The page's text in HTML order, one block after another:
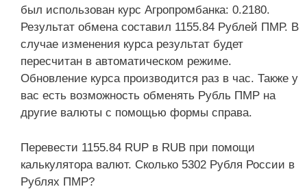
был использован курс Агропромбанка: 0.2180.
Результат обмена составил 1155.84 Рублей ПМР. В
случае изменения курса результат будет
пересчитан в автоматическом режиме.
Обновление курса производится раз в час. Также у
вас есть возможность обменять Рубль ПМР на
другие валюты с помощью формы справа.
Перевести 1155.84 RUP в RUB при помощи
калькулятора валют. Сколько 5302 Рубля России в
Рублях ПМР?